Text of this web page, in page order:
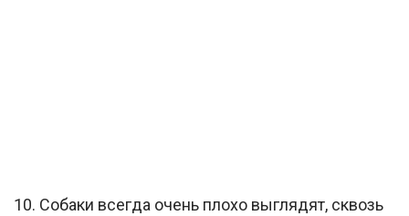
10. Собаки всегда очень плохо выглядят, сквозь